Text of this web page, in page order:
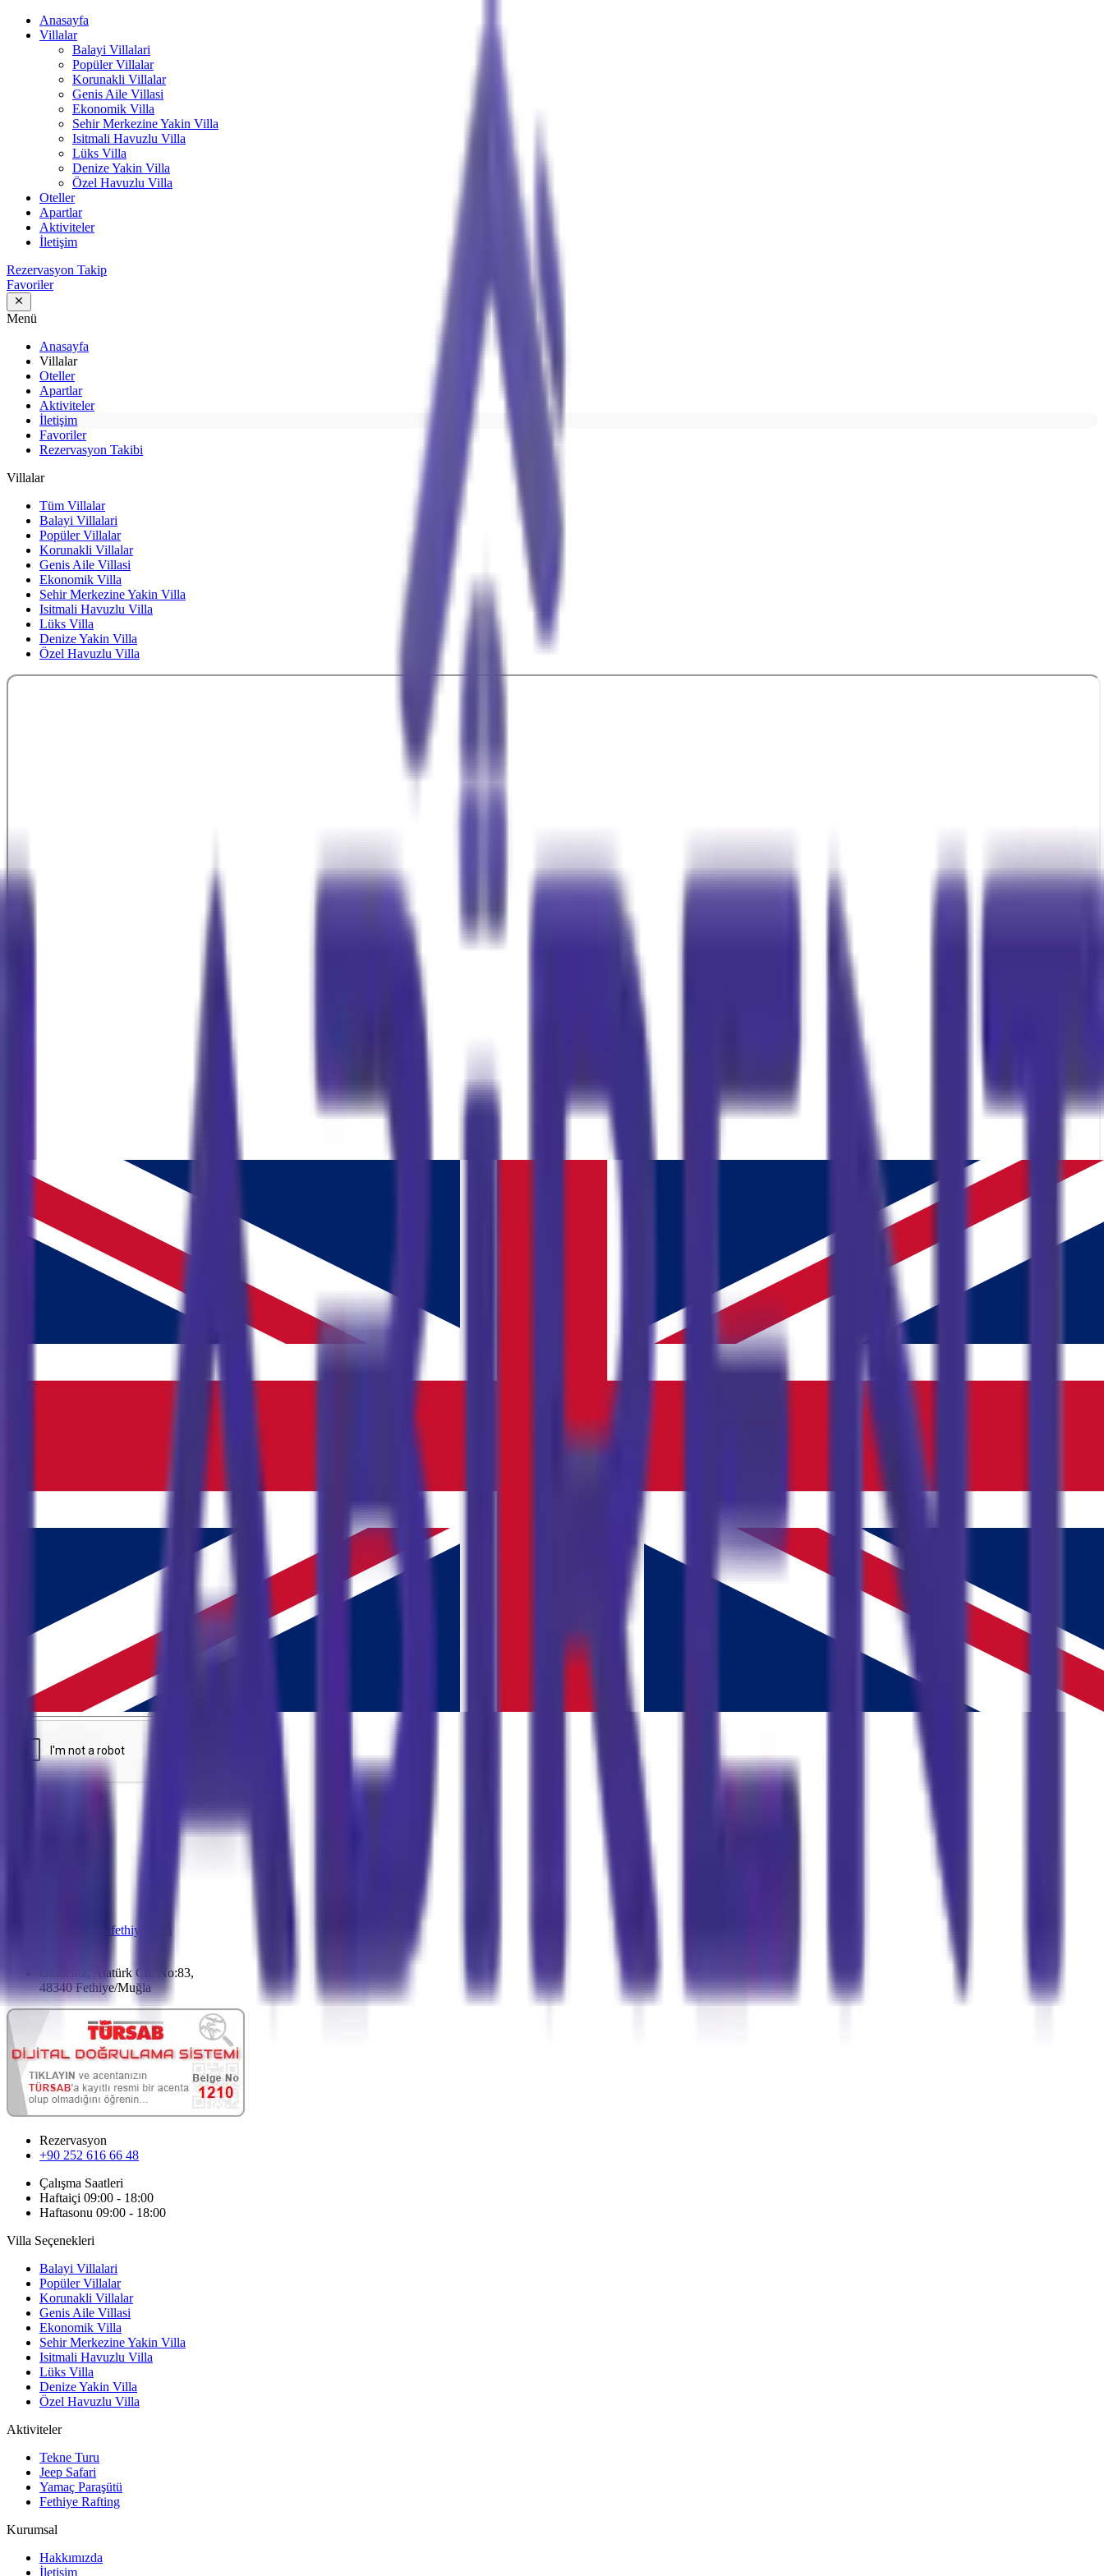
Anasayfa
Villalar
Balayi Villalari
Popüler Villalar
Korunakli Villalar
Genis Aile Villasi
Ekonomik Villa
Sehir Merkezine Yakin Villa
Isitmali Havuzlu Villa
Lüks Villa
Denize Yakin Villa
Özel Havuzlu Villa
Oteller
Apartlar
Aktiviteler
İletişim
Rezervasyon Takip
Favoriler
Menü
Anasayfa
Villalar
Oteller
Apartlar
Aktiviteler
İletişim
Favoriler
Rezervasyon Takibi
Villalar
Tüm Villalar
Balayi Villalari
Popüler Villalar
Korunakli Villalar
Genis Aile Villasi
Ekonomik Villa
Sehir Merkezine Yakin Villa
Isitmali Havuzlu Villa
Lüks Villa
Denize Yakin Villa
Özel Havuzlu Villa
Adresimiz
Ölüdeniz, Atatürk Cd. No:83, 48300 Fethiye/Muğla
Haritada görüntüle
İletişim Bilgileri
Bize bir mesaj gönderin
Telefon
info@labirentfethiye.com
Ölüdeniz, Atatürk Cd. No:83,
48340 Fethiye/Muğla
Rezervasyon
+90 252 616 66 48
Çalışma Saatleri
Haftaiçi 09:00 - 18:00
Haftasonu 09:00 - 18:00
Villa Seçenekleri
Balayi Villalari
Popüler Villalar
Korunakli Villalar
Genis Aile Villasi
Ekonomik Villa
Sehir Merkezine Yakin Villa
Isitmali Havuzlu Villa
Lüks Villa
Denize Yakin Villa
Özel Havuzlu Villa
Aktiviteler
Tekne Turu
Jeep Safari
Yamaç Paraşütü
Fethiye Rafting
Kurumsal
Hakkımızda
İletişim